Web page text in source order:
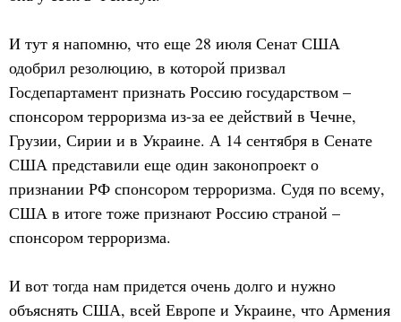
И тут я напомню, что еще 28 июля Сенат США
одобрил резолюцию, в которой призвал
Госдепартамент признать Россию государством –
спонсором терроризма из-за ее действий в Чечне,
Грузии, Сирии и в Украине. А 14 сентября в Сенате
США представили еще один законопроект о
признании РФ спонсором терроризма. Судя по всему,
США в итоге тоже признают Россию страной –
спонсором терроризма.
И вот тогда нам придется очень долго и нужно
объяснять США, всей Европе и Украине, что Армения